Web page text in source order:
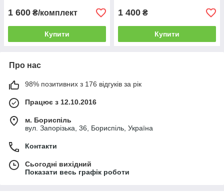
1 600 ₴/комплект
Купити
1 400 ₴
Купити
Про нас
98% позитивних з 176 відгуків за рік
Працює з 12.10.2016
м. Бориспіль
вул. Запорізька, 36, Бориспіль, Україна
Контакти
Сьогодні вихідний
Показати весь графік роботи